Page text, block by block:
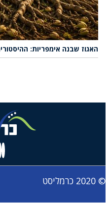
האגוז שבנה אימפריות:
© 2020 כרמליסט